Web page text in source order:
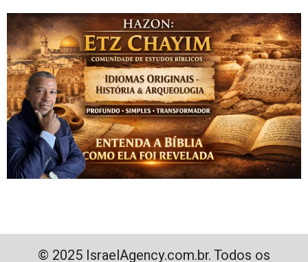
© 2025 IsraelAgency.com.br. Todos os